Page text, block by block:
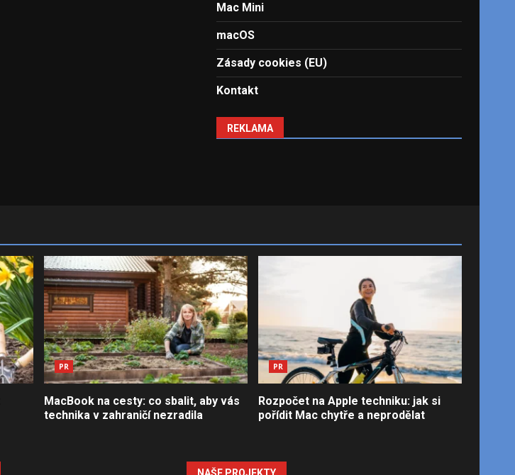
Mac Mini
macOS
Zásady cookies (EU)
Kontakt
REKLAMA
PR
MacBook na cesty: co sbalit, aby vás
technika v zahraničí nezradila
PR
Rozpočet na Apple techniku: jak si
pořídit Mac chytře a neprodělat